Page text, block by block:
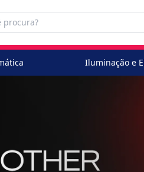
Iluminação e